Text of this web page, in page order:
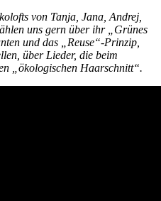
von Tanja, Jana, Andrej,
uns gern über ihr „Grünes
und das „Reuse“-Prinzip,
über Lieder, die beim
„ökologischen Haarschnitt“.